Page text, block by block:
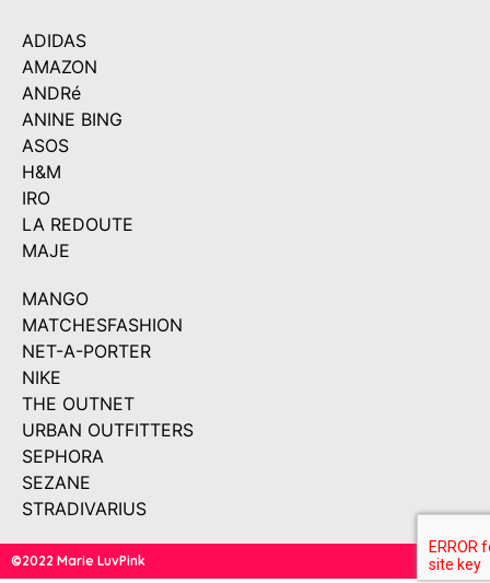
ADIDAS
AMAZON
ANDRé
ANINE BING
ASOS
H&M
IRO
LA REDOUTE
MAJE
MANGO
MATCHESFASHION
NET-A-PORTER
NIKE
THE OUTNET
URBAN OUTFITTERS
SEPHORA
SEZANE
STRADIVARIUS
©2022 Marie LuvPink